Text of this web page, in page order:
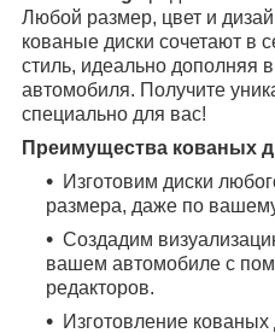
Любой размер, цвет и
кованые диски сочетают в
стиль, идеально дополняя
автомобиля. Получите
специально для вас!
Преимущества кованых
Изготовим диски
размера, даже по
Создадим
вашем автомобиле с
редакторов.
Изготовление